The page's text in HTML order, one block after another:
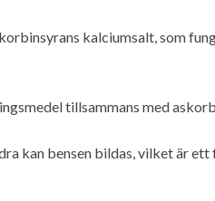
kalciumsalt, som
tillsammans med
kan bensen bildas, vilket är